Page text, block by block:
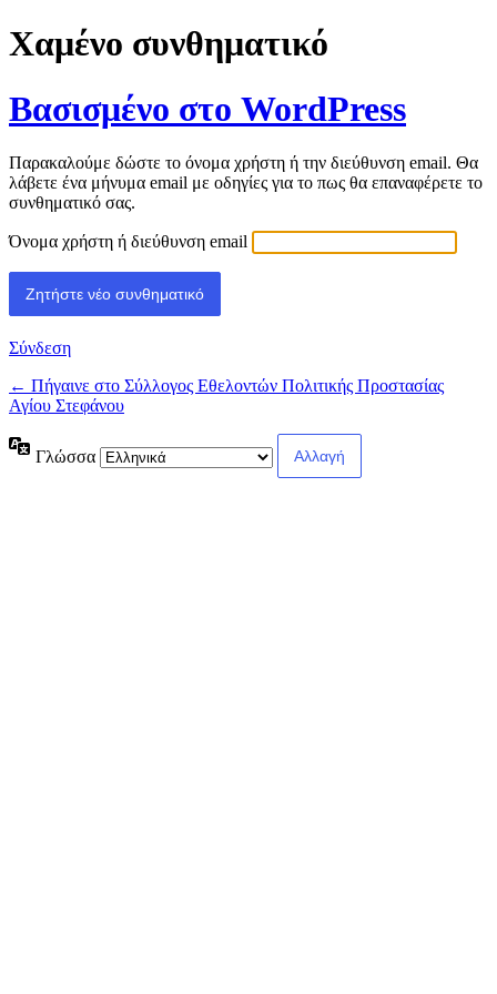
Χαμένο συνθηματικό
Βασισμένο στο WordPress
Παρακαλούμε δώστε το όνομα χρήστη ή την διεύθυνση email. Θα
λάβετε ένα μήνυμα email με οδηγίες για το πως θα επαναφέρετε το
συνθηματικό σας.
Όνομα χρήστη ή διεύθυνση email
Σύνδεση
← Πήγαινε στο Σύλλογος Εθελοντών Πολιτικής Προστασίας
Αγίου Στεφάνου
Γλώσσα